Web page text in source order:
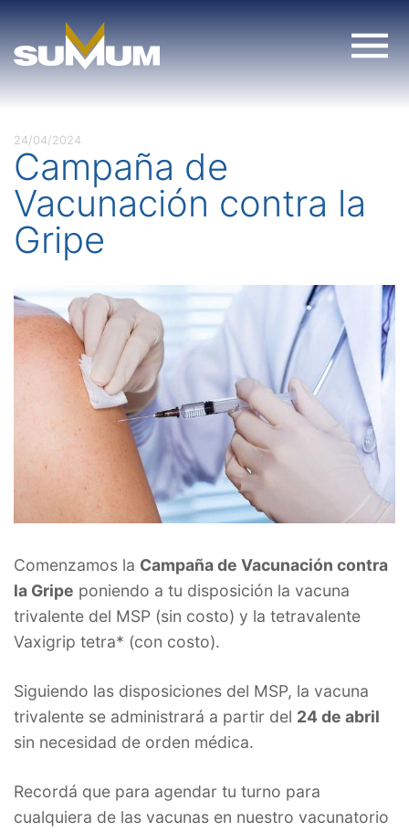
content
24/04/2024
Campaña de
Vacunación contra la
Gripe
Comenzamos la Campaña de Vacunación contra
la Gripe poniendo a tu disposición la vacuna
trivalente del MSP (sin costo) y la tetravalente
Vaxigrip tetra* (con costo).
Siguiendo las disposiciones del MSP, la vacuna
trivalente se administrará a partir del 24 de abril
sin necesidad de orden médica.
Recordá que para agendar tu turno para
cualquiera de las vacunas en nuestro vacunatorio